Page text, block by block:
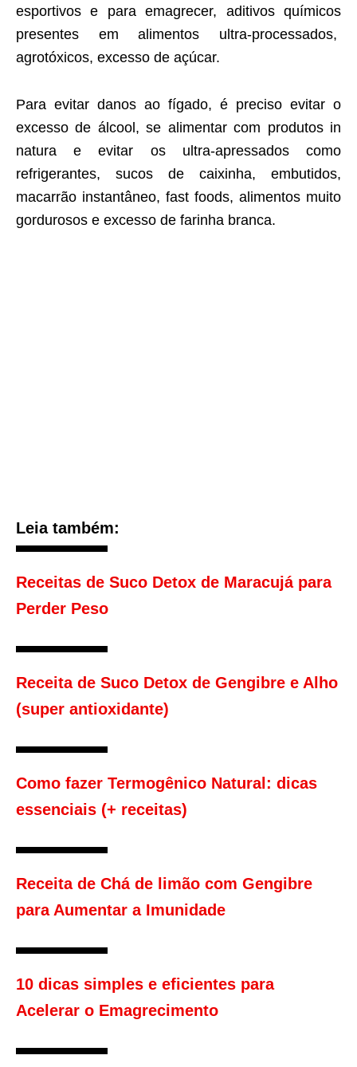
esportivos e para emagrecer, aditivos químicos
presentes em alimentos ultra-processados,
agrotóxicos, excesso de açúcar.
Para evitar danos ao fígado, é preciso evitar o
excesso de álcool, se alimentar com produtos in
natura e evitar os ultra-apressados como
refrigerantes, sucos de caixinha, embutidos,
macarrão instantâneo, fast foods, alimentos muito
gordurosos e excesso de farinha branca.
Leia também:
Receitas de Suco Detox de Maracujá para
Perder Peso
Receita de Suco Detox de Gengibre e Alho
(super antioxidante)
Como fazer Termogênico Natural: dicas
essenciais (+ receitas)
Receita de Chá de limão com Gengibre
para Aumentar a Imunidade
10 dicas simples e eficientes para
Acelerar o Emagrecimento